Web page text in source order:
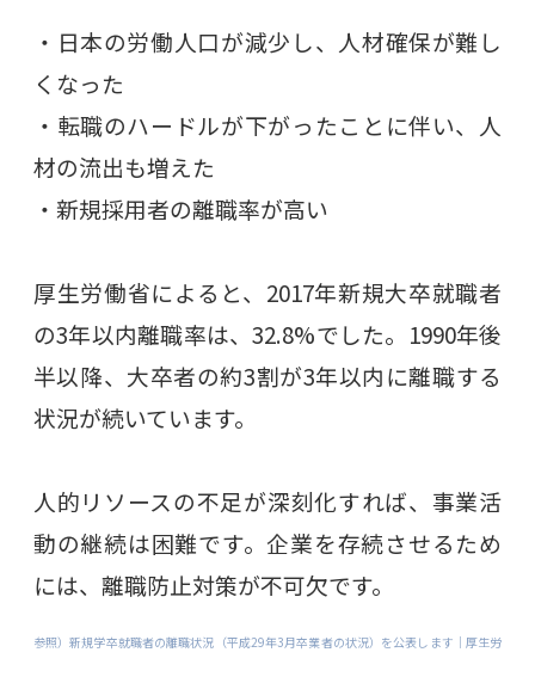
・日本の労働人口が減少し、人材確保が難し
くなった
・転職のハードルが下がったことに伴い、人
材の流出も増えた
・新規採用者の離職率が高い
厚生労働省によると、2017年新規大卒就職者
の3年以内離職率は、32.8%でした。1990年後
半以降、大卒者の約3割が3年以内に離職する
状況が続いています。
人的リソースの不足が深刻化すれば、事業活
動の継続は困難です。企業を存続させるため
には、離職防止対策が不可欠です。
参照）新規学卒就職者の離職状況（平成29年3月卒業者の状況）を公表します｜厚生労